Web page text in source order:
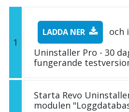
1
LADDA NER
och
Uninstaller Pro - 30
fungerande
Starta Revo
modulen